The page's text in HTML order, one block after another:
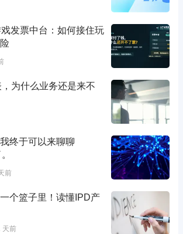
发票中台：如何接住玩
为什么业务还是来不
终于可以来聊聊
前
个篮子里！读懂IPD产
天前